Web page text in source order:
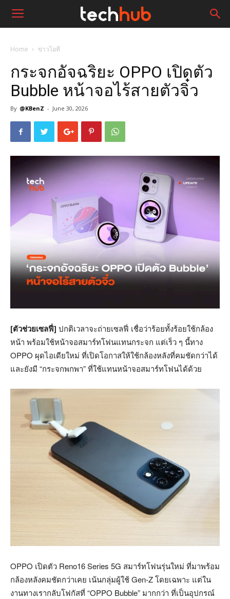
Home ข่าวไอที
กระจกอัจฉริยะ OPPO เปิดตัว
Bubble หน้าจอไร้สายตัวจิ๋ว
By @KBenZ - June 30, 2026
[ตัวช่วยเซลฟี่] ปกติเวลาจะถ่ายเซลฟี่ เชื่อว่าร้อยทั้งร้อยใช้กล้อง
หน้า พร้อมใช้หน้าจอสมาร์ทโฟนแทนกระจก แต่เร็ว ๆ นี้ทาง
OPPO ผุดไอเดียใหม่ ที่เปิดโอกาสให้ใช้กล้องหลังที่คมชัดกว่าได้
และยังมี “กระจกพกพา” ที่ใช้แทนหน้าจอสมาร์ทโฟนได้ด้วย
OPPO เปิดตัว Reno16 Series 5G สมาร์ทโฟนรุ่นใหม่ ที่มาพร้อม
กล้องหลังคมชัดกว่าเคย เน้นกลุ่มผู้ใช้ Gen-Z โดยเฉพาะ แต่ใน
งานทางเรากลับโฟกัสที่ “OPPO Bubble” มากกว่า ที่เป็นอุปกรณ์